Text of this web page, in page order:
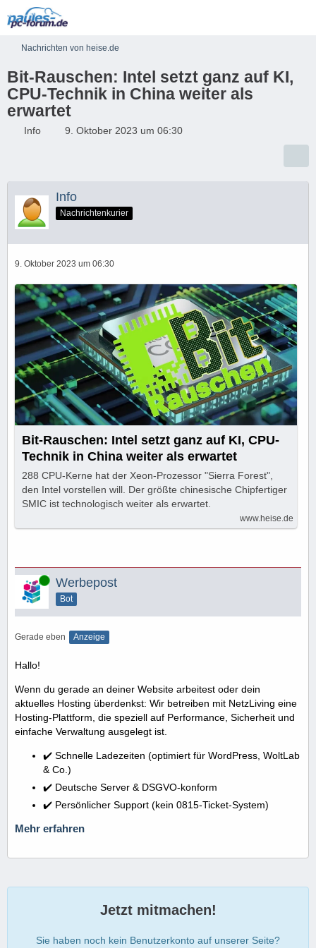
Nachrichten von heise.de
Bit-Rauschen: Intel setzt ganz auf KI,
CPU-Technik in China weiter als
erwartet
Info 9. Oktober 2023 um 06:30
Info
Nachrichtenkurier
9. Oktober 2023 um 06:30
Bit-Rauschen: Intel setzt ganz auf KI, CPU-
Technik in China weiter als erwartet
288 CPU-Kerne hat der Xeon-Prozessor "Sierra Forest",
den Intel vorstellen will. Der größte chinesische Chipfertiger
SMIC ist technologisch weiter als erwartet.
www.heise.de
Online Werbepost
Bot
Gerade eben Anzeige
Hallo!
Wenn du gerade an deiner Website arbeitest oder dein
aktuelles Hosting überdenkst: Wir betreiben mit NetzLiving eine
Hosting-Plattform, die speziell auf Performance, Sicherheit und
einfache Verwaltung ausgelegt ist.
✔️ Schnelle Ladezeiten (optimiert für WordPress, WoltLab
& Co.)
✔️ Deutsche Server & DSGVO-konform
✔️ Persönlicher Support (kein 0815-Ticket-System)
Mehr erfahren
Jetzt mitmachen!
Sie haben noch kein Benutzerkonto auf unserer Seite?